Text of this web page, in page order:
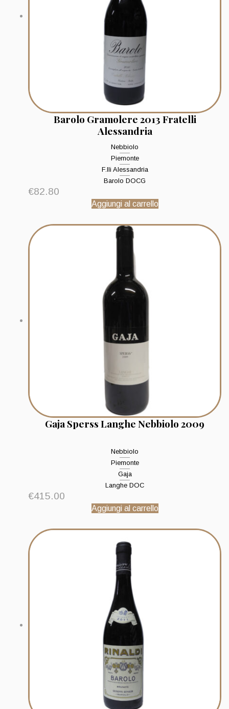
Barolo Gramolere 2013 Fratelli
Alessandria
Nebbiolo
Piemonte
F.lli Alessandria
Barolo DOCG
€82.80
Aggiungi al carrello
Gaja Sperss Langhe Nebbiolo 2009
Nebbiolo
Piemonte
Gaja
Langhe DOC
€415.00
Aggiungi al carrello